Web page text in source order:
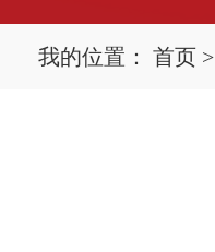
我的位置： 首页 >